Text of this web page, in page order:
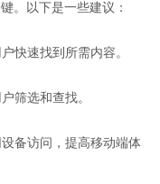
。以下是一些建议：
快速找到所需内容。
筛选和查找。
备访问，提高移动端体